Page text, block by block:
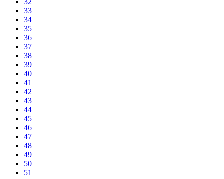
33
34
35
36
37
38
39
40
41
42
43
44
45
46
47
48
49
50
51